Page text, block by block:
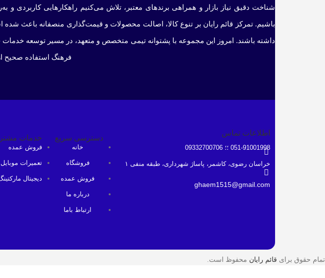
شناخت دقیق نیاز بازار و همراهی برندهای معتبر، تلاش می‌کنیم راهکارهایی کاربردی
باشیم. تمرکز قائم رایان بر تنوع کالا، اصالت محصولات و قیمت‌گذاری منصفانه باعث شده
داشته باشند. امروز این مجموعه با پشتوانه تیمی متخصص و متعهد، در مسیر توسعه
فرهنگ استفاده صحیح
اطلاعات تماس
051-91001998 ؛؛ 09332700706
خراسان رضوی، کاشمر، پاساژ شهرداری، طبقه منفی ۱
ghaem1515@gmail.com
دسترسی سریع
خانه
فروشگاه
فروش عمده
درباره ما
ارتباط باما
خدمات
فروش عمده
تعمیرات موبایل
دیجیتال
تمام حقوق برای قائم رایان محفوظ است.